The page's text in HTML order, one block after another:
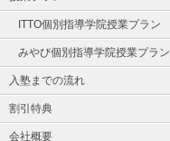
ITTO個別指導学院授業プラン
みやび個別指導学院授業プラン
入塾までの流れ
割引特典
会社概要